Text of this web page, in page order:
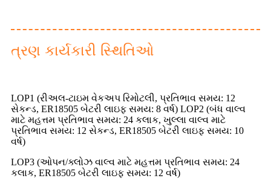
ત્રણ કાર્યકારી સ્થિતિઓ
LOP1 (રીઅલ-ટાઇમ વેકઅપ રિમોટલી, પ્રતિભાવ સમય: 12
સેકન્ડ, ER18505 બેટરી લાઇફ સમય: 8 વર્ષ) LOP2 (બંધ વાલ્વ
માટે મહત્તમ પ્રતિભાવ સમય: 24 કલાક, ખુલ્લા વાલ્વ માટે
પ્રતિભાવ સમય: 12 સેકન્ડ, ER18505 બેટરી લાઇફ સમય: 10
વર્ષ)
LOP3 (ઓપન/ક્લોઝ વાલ્વ માટે મહત્તમ પ્રતિભાવ સમય: 24
કલાક, ER18505 બેટરી લાઇફ સમય: 12 વર્ષ)